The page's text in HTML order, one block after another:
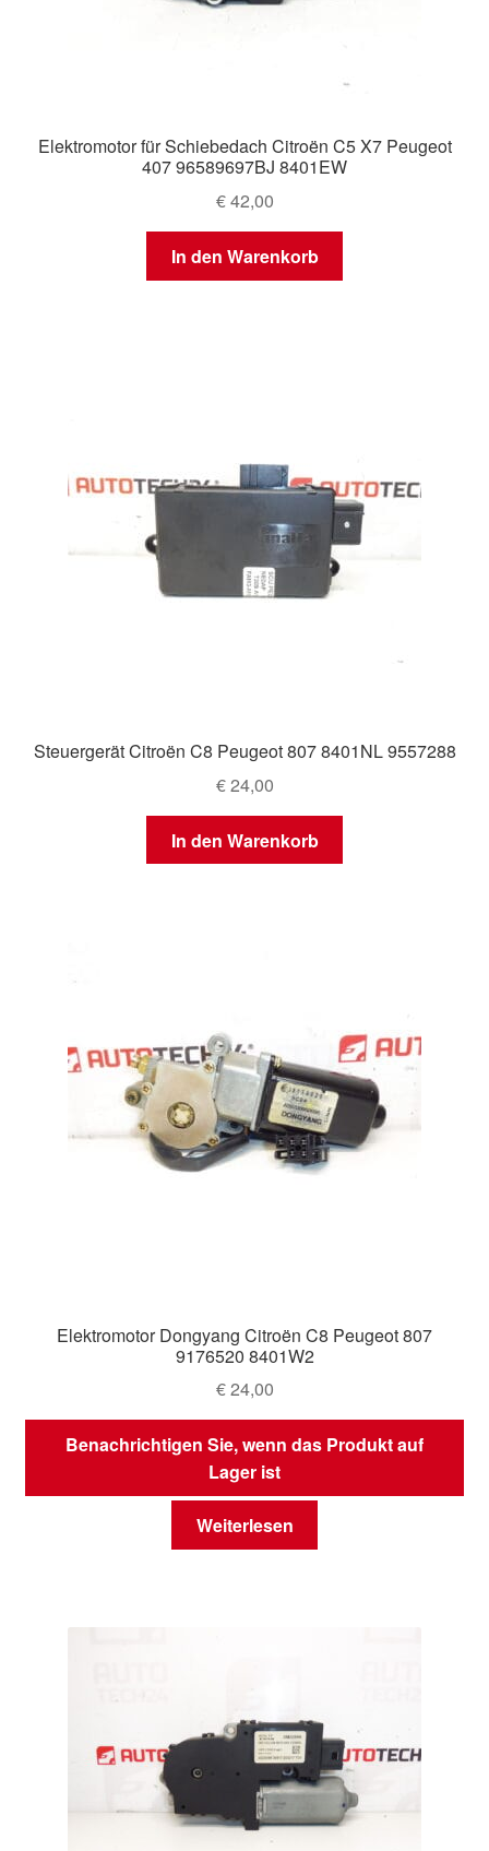
Elektromotor für Schiebedach Citroën C5 X7 Peugeot
407 96589697BJ 8401EW
€42,00
In den Warenkorb
Steuergerät Citroën C8 Peugeot 807 8401NL 9557288
€24,00
In den Warenkorb
Elektromotor Dongyang Citroën C8 Peugeot 807
9176520 8401W2
€24,00
Benachrichtigen Sie, wenn das Produkt auf
Lager ist
Weiterlesen